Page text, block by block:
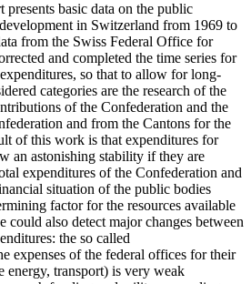
presents basic data on the public
in Switzerland from 1969 to
from the Swiss Federal Office for
and completed the time series for
so that to allow for long-
categories are the research of the
of the Confederation and the
and from the Cantons for the
of this work is that expenditures for
an astonishing stability if they are
expenditures of the Confederation and
situation of the public bodies
factor for the resources available
could also detect major changes between
the so called
expenses of the federal offices for their
energy, transport) is very weak